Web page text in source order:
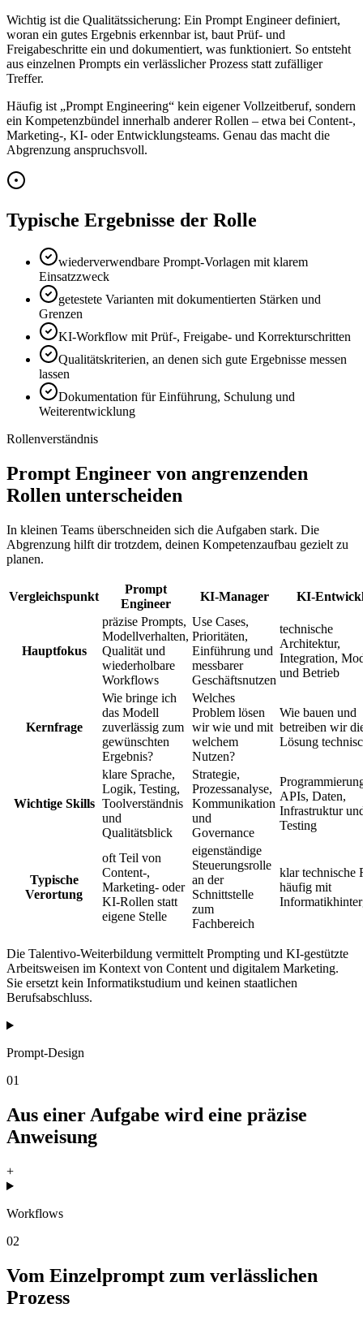
Wichtig ist die Qualitätssicherung: Ein Prompt Engineer definiert,
woran ein gutes Ergebnis erkennbar ist, baut Prüf- und
Freigabeschritte ein und dokumentiert, was funktioniert. So entsteht
aus einzelnen Prompts ein verlässlicher Prozess statt zufälliger
Treffer.
Häufig ist „Prompt Engineering“ kein eigener Vollzeitberuf, sondern
ein Kompetenzbündel innerhalb anderer Rollen – etwa bei Content-,
Marketing-, KI- oder Entwicklungsteams. Genau das macht die
Abgrenzung anspruchsvoll.
Typische Ergebnisse der Rolle
wiederverwendbare Prompt-Vorlagen mit klarem
Einsatzzweck
getestete Varianten mit dokumentierten Stärken und
Grenzen
KI-Workflow mit Prüf-, Freigabe- und Korrekturschritten
Qualitätskriterien, an denen sich gute Ergebnisse messen
lassen
Dokumentation für Einführung, Schulung und
Weiterentwicklung
Rollenverständnis
Prompt Engineer von angrenzenden
Rollen unterscheiden
In kleinen Teams überschneiden sich die Aufgaben stark. Die
Abgrenzung hilft dir trotzdem, deinen Kompetenzaufbau gezielt zu
planen.
Vergleichspunkt
Prompt
Engineer
KI-Manager KI-
Hauptfokus
präzise Prompts,
Modellverhalten,
Qualität und
wiederholbare
Workflows
Use Cases,
Prioritäten,
Einführung und
messbarer
Geschäftsnutzen
technische
Architektur,
Integration,
und Betrieb
Kernfrage
Wie bringe ich
das Modell
zuverlässig zum
gewünschten
Ergebnis?
Welches
Problem lösen
wir wie und mit
welchem
Nutzen?
Wie bauen und
betreiben wir
Lösung
Wichtige Skills
klare Sprache,
Logik, Testing,
Toolverständnis
und
Qualitätsblick
Strategie,
Prozessanalyse,
Kommunikation
und
Governance
APIs, Daten,
Infrastruktur
Testing
Typische
Verortung
oft Teil von
Content-,
Marketing- oder
KI-Rollen statt
eigene Stelle
eigenständige
Steuerungsrolle
an der
Schnittstelle
zum
Fachbereich
klar technische
häufig mit
Die Talentivo-Weiterbildung vermittelt Prompting und KI-gestützte
Arbeitsweisen im Kontext von Content und digitalem Marketing.
Sie ersetzt kein Informatikstudium und keinen staatlichen
Berufsabschluss.
Prompt-Design
01
Aus einer Aufgabe wird eine präzise
Anweisung
+
Workflows
02
Vom Einzelprompt zum verlässlichen
Prozess